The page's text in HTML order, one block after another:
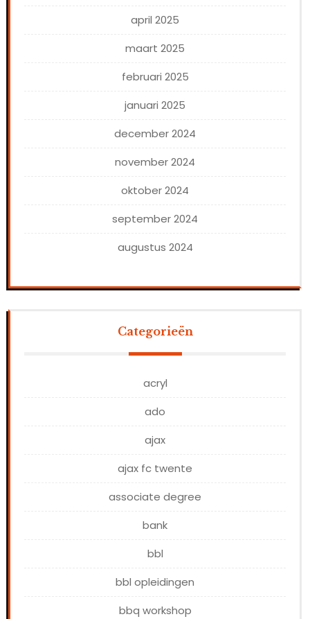
april 2025
maart 2025
februari 2025
januari 2025
december 2024
november 2024
oktober 2024
september 2024
augustus 2024
Categorieën
acryl
ado
ajax
ajax fc twente
associate degree
bank
bbl
bbl opleidingen
bbq workshop